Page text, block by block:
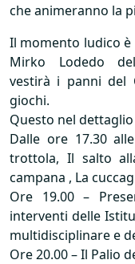
che animeranno la
Il momento ludico
Mirko Lodedo
vestirà i panni del
giochi.
Questo nel
Dalle ore 17.30
trottola, Il salto
campana , La
Ore 19.00 –
interventi delle
multidisciplinare e
Ore 20.00 – Il Palio